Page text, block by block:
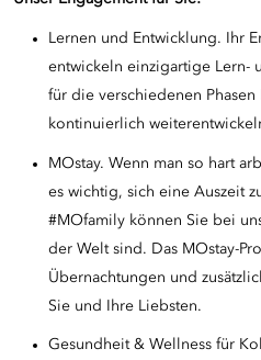
Lernen und Entwicklung. Ihr
entwickeln einzigartige Lern-
für die verschiedenen
kontinuierlich
MOstay. Wenn man so hart
es wichtig, sich eine Auszeit
#MOfamily können Sie bei
der Welt sind. Das MOstay-
Übernachtungen und
Sie und Ihre Liebsten.
Gesundheit & Wellness für